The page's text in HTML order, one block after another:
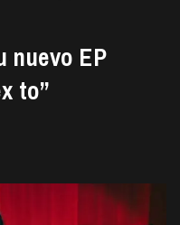
nuevo EP
to”